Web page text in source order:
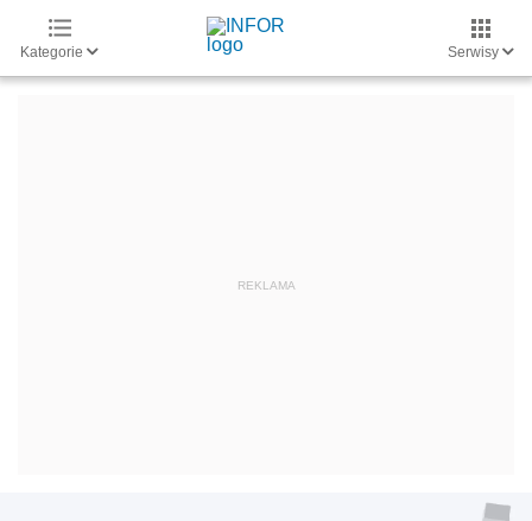
Kategorie Serwisy